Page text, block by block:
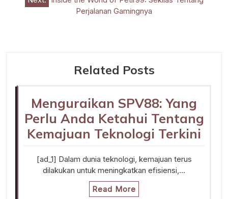
Perjalanan Gamingnya
Related Posts
Menguraikan SPV88: Yang
Perlu Anda Ketahui Tentang
Kemajuan Teknologi Terkini
[ad_1] Dalam dunia teknologi, kemajuan terus
dilakukan untuk meningkatkan efisiensi,…
Read More